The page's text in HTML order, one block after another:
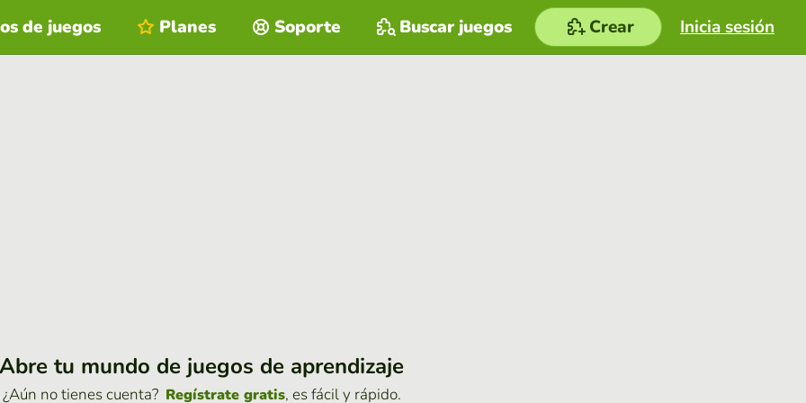
Inicia sesión
de juegos Planes Soporte Buscar juegos Crear
Abre tu mundo de juegos de aprendizaje
¿Aún no tienes cuenta? Regístrate gratis, es fácil y rápido.